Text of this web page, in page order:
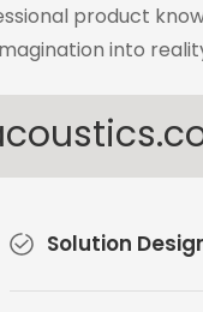
product
into
Solution